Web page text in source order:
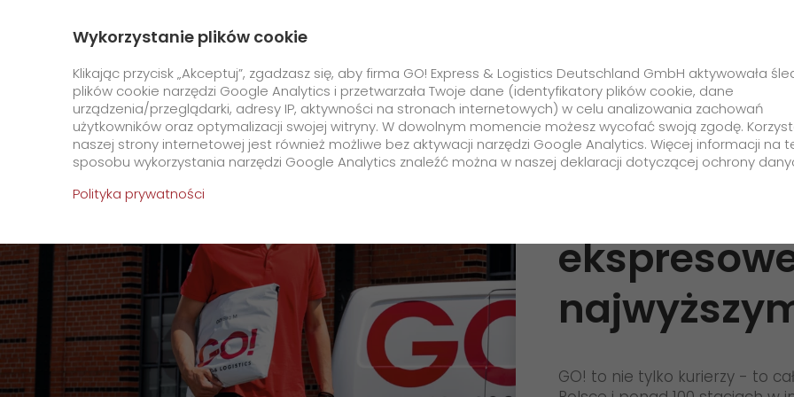
GO! Express Rozwiązania Branżowe Usługi
Specjalne wymagania
transportowe
GO! Dry Ice
GO! Cold Pack
GO! Ambient
GO! Warehouse
Klient
Materiały opakowaniowe
Standardowe materiały
opakowaniowe
termoboxy
Dopłata paliwowa
Często zadawane pytania
Informacje dodatkowe
Strona Główna O Firmie
GO! to nie tylko kurierzy - to
Wykorzystanie plików cookie
Klikając przycisk „Akceptuj”, zgadzasz się, aby firma GO! Express & Logistics Deutschland GmbH aktywowała
plików cookie narzędzi Google Analytics i przetwarzała Twoje dane (identyfikatory plików cookie, dane
urządzenia/przeglądarki, adresy IP, aktywności na stronach internetowych) w celu analizowania zachowań
użytkowników oraz optymalizacji swojej witryny. W dowolnym momencie możesz wycofać swoją zgodę.
naszej strony internetowej jest również możliwe bez aktywacji narzędzi Google Analytics. Więcej informacji na
sposobu wykorzystania narzędzi Google Analytics znaleźć można w naszej deklaracji dotyczącej ochrony
Polityka prywatności